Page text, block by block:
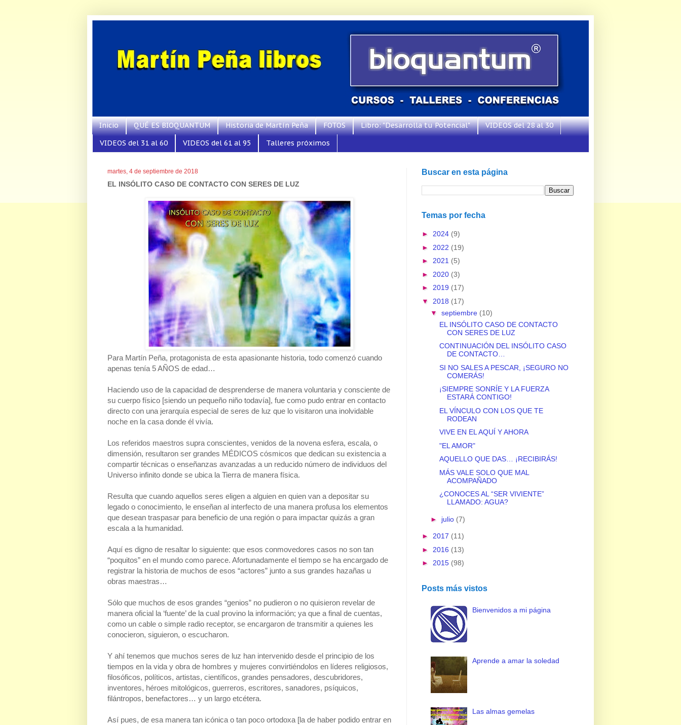
Inicio QUÉ ES BIOQUANTUM Historia de Martín Peña FOTOS Libro: "Desarrolla tu Potencial"
VIDEOS del 28 al 30
VIDEOS del 31 al 60
VIDEOS del 61 al 95 Talleres próximos
martes, 4 de septiembre de 2018
EL INSÓLITO CASO DE CONTACTO CON SERES DE LUZ
Para Martín Peña, protagonista de esta apasionante historia, todo comenzó cuando
apenas tenía 5 AÑOS de edad…
Haciendo uso de la capacidad de desprenderse de manera voluntaria y consciente de
su cuerpo físico [siendo un pequeño niño todavía], fue como pudo entrar en contacto
directo con una jerarquía especial de seres de luz que lo visitaron una inolvidable
noche en la casa donde él vivía.
Los referidos maestros supra conscientes, venidos de la novena esfera, escala, o
dimensión, resultaron ser grandes MÉDICOS cósmicos que dedican su existencia a
compartir técnicas o enseñanzas avanzadas a un reducido número de individuos del
Universo infinito donde se ubica la Tierra de manera física.
Resulta que cuando aquellos seres eligen a alguien en quien van a depositar su
legado o conocimiento, le enseñan al interfecto de una manera profusa los elementos
que desean traspasar para beneficio de una región o para impactar quizás a gran
escala a la humanidad.
Aquí es digno de resaltar lo siguiente: que esos conmovedores casos no son tan
“poquitos” en el mundo como parece. Afortunadamente el tiempo se ha encargado de
registrar la historia de muchos de esos “actores” junto a sus grandes hazañas u
obras maestras…
Sólo que muchos de esos grandes “genios” no pudieron o no quisieron revelar de
manera oficial la ‘fuente’ de la cual provino la información; ya que a final de cuentas,
como un cable o simple radio receptor, se encargaron de transmitir a quienes les
conocieron, siguieron, o escucharon.
Y ahí tenemos que muchos seres de luz han intervenido desde el principio de los
tiempos en la vida y obra de hombres y mujeres convirtiéndolos en líderes religiosos,
filosóficos, políticos, artistas, científicos, grandes pensadores, descubridores,
inventores, héroes mitológicos, guerreros, escritores, sanadores, psíquicos,
filántropos, benefactores… y un largo etcétera.
Así pues, de esa manera tan icónica o tan poco ortodoxa [la de haber podido entrar en
Buscar en esta página
Temas por fecha
► 2024 (9)
► 2022 (19)
► 2021 (5)
► 2020 (3)
► 2019 (17)
▼ 2018 (17)
▼ septiembre (10)
EL INSÓLITO CASO DE CONTACTO
CON SERES DE LUZ
CONTINUACIÓN DEL INSÓLITO CASO
DE CONTACTO…
SI NO SALES A PESCAR, ¡SEGURO NO
COMERÁS!
¡SIEMPRE SONRÍE Y LA FUERZA
ESTARÁ CONTIGO!
EL VÍNCULO CON LOS QUE TE
RODEAN
VIVE EN EL AQUÍ Y AHORA
"EL AMOR"
AQUELLO QUE DAS… ¡RECIBIRÁS!
MÁS VALE SOLO QUE MAL
ACOMPAÑADO
¿CONOCES AL “SER VIVIENTE”
LLAMADO: AGUA?
► julio (7)
► 2017 (11)
► 2016 (13)
► 2015 (98)
Posts más vistos
Bienvenidos a mi página
Aprende a amar la soledad
Las almas gemelas